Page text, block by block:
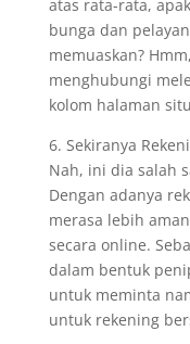
atas rata-rata,
bunga dan
memuaskan?
menghubungi
kolom halaman
6. Sekiranya
Nah, ini dia salah
Dengan adanya
merasa lebih
secara online.
dalam bentuk
untuk meminta
untuk rekening